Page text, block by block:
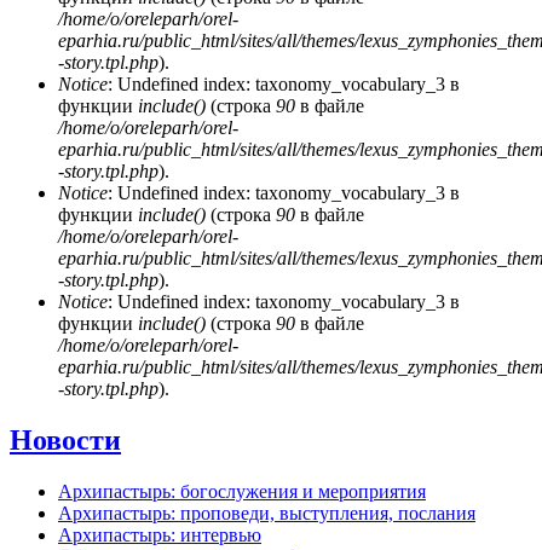
/home/o/oreleparh/orel-
eparhia.ru/public_html/sites/all/themes/
-story.tpl.php).
Notice: Undefined index: taxonomy_vocabulary_3 в
функции include() (строка 90 в файле
/home/o/oreleparh/orel-
eparhia.ru/public_html/sites/all/themes/
-story.tpl.php).
Notice: Undefined index: taxonomy_vocabulary_3 в
функции include() (строка 90 в файле
/home/o/oreleparh/orel-
eparhia.ru/public_html/sites/all/themes/
-story.tpl.php).
Notice: Undefined index: taxonomy_vocabulary_3 в
функции include() (строка 90 в файле
/home/o/oreleparh/orel-
eparhia.ru/public_html/sites/all/themes/
-story.tpl.php).
Новости
Архипастырь: богослужения и мероприятия
Архипастырь: проповеди, выступления, послания
Архипастырь: интервью